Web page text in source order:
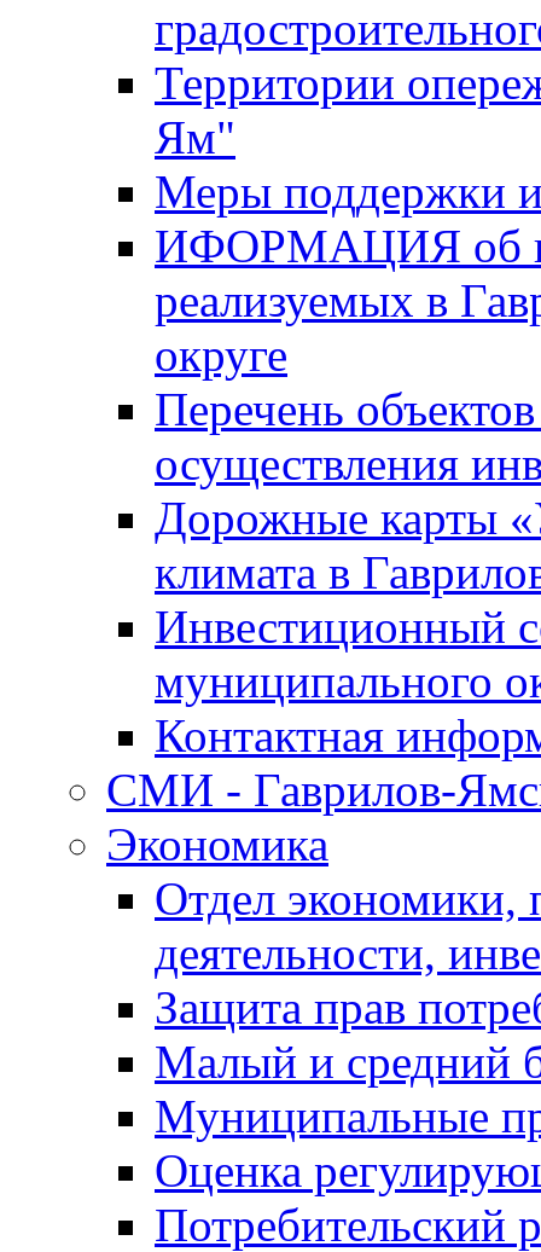
Территории
Ям"
Меры поддержки
ИФОРМАЦИЯ об
реализуемых в
округе
Перечень
осуществления
Дорожные карты
климата в
Инвестиционный
муниципального
Контактная
СМИ - Гаврилов-
Экономика
Отдел экономики,
деятельности,
Защита прав
Малый и средний
Муниципальные
Оценка
Потребительский